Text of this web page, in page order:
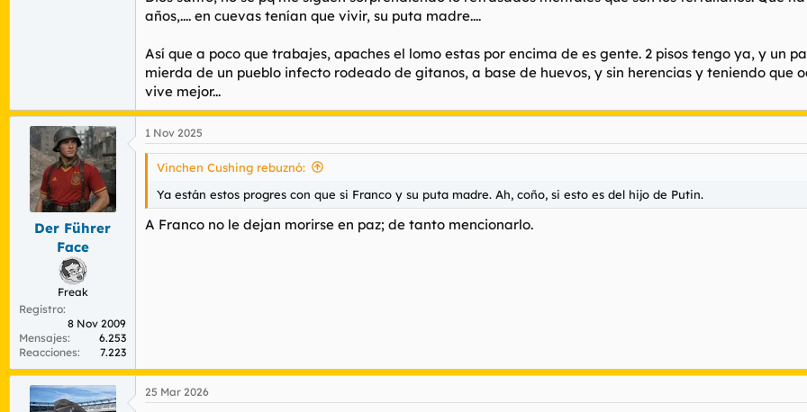
años,.... en cuevas tenían que vivir, su puta madre....
Así que a poco que trabajes, apaches el lomo estas por encima de es gente. 2 pisos tengo ya, y un
mierda de un pueblo infecto rodeado de gitanos, a base de huevos, y sin herencias y teniendo que
vive mejor...
Der Führer
Face
Freak
Registro
8 Nov 2009
Mensajes
6.253
Reacciones
7.223
1 Nov 2025
Vinchen Cushing rebuznó:
Ya están estos progres con que si Franco y su puta madre. Ah, coño, si esto es del hijo de Putin.
A Franco no le dejan morirse en paz; de tanto mencionarlo.
25 Mar 2026